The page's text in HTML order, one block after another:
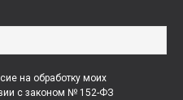
на обработку моих
с законом № 152-ФЗ